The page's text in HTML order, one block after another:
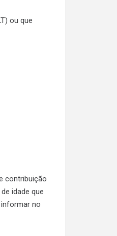
ou que
contribuição
idade que
no